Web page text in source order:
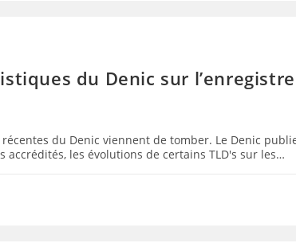
du Denic sur
du Denic viennent de tomber. Le Denic
accrédités, les évolutions de certains TLD's sur les…